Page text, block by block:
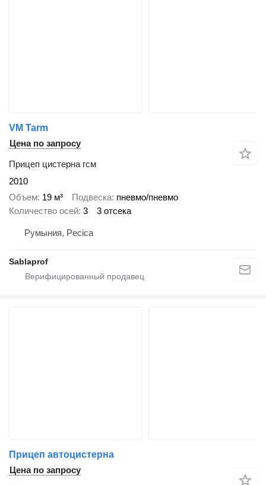
VM Tarm
Цена по запросу
Прицеп цистерна гсм
2010
Объем 19 м³ Подвеска пневмо/пневмо
Количество осей 3 3 отсека
Румыния, Pecica
Sablaprof
Прицеп автоцистерна
Цена по запросу